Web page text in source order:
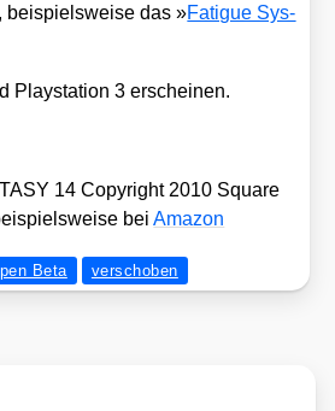
bei­spiels­wei­se das »Fati­gue Sys­
Play­sta­ti­on 3 erschei­nen.
14 Copy­right 2010 Squa­re
beiAma­zon
Beta verschoben